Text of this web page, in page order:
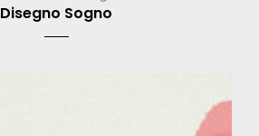
Disegno Sogno